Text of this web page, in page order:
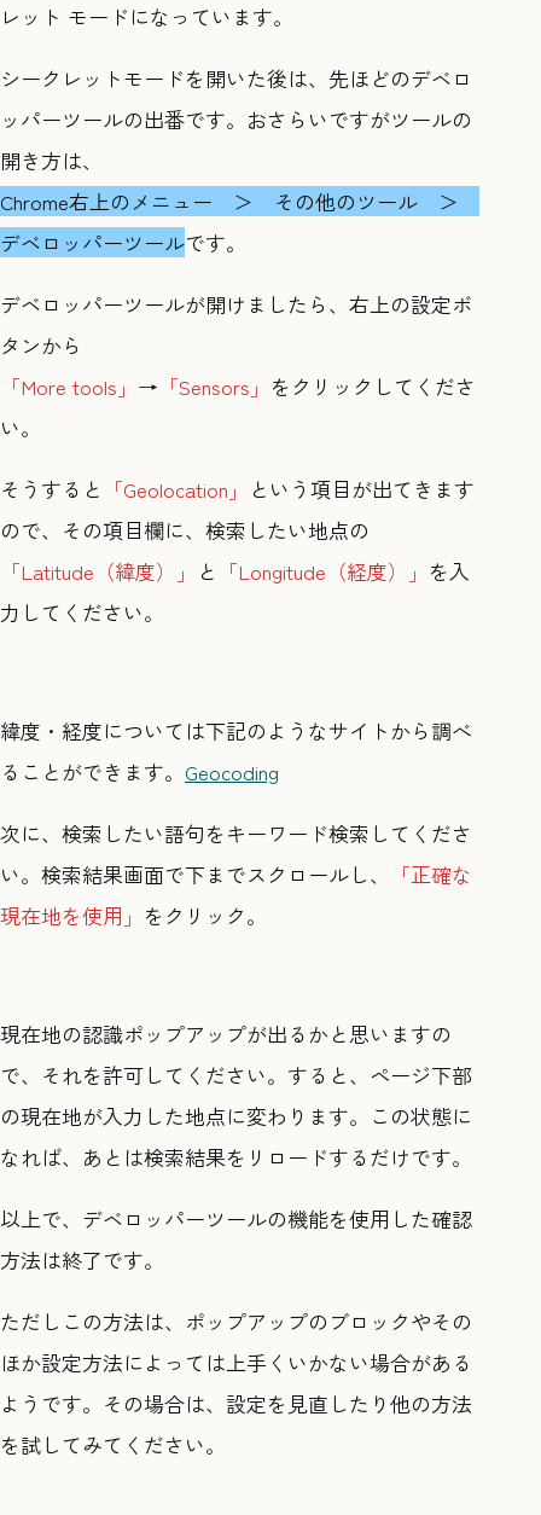
レット モードになっています。
シークレットモードを開いた後は、先ほどのデベロ
ッパーツールの出番です。おさらいですがツールの
開き方は、
Chrome右上のメニュー ＞ その他のツール ＞
デベロッパーツールです。
デベロッパーツールが開けましたら、右上の設定ボ
タンから
「More tools」 → 「Sensors」 をクリックしてくださ
い。
そうすると 「Geolocation」 という項目が出てきます
ので、その項目欄に、検索したい地点の
「Latitude（緯度）」 と 「Longitude（経度）」 を入
力してください。
緯度・経度については下記のようなサイトから調べ
ることができます。 Geocoding
次に、検索したい語句をキーワード検索してくださ
い。検索結果画面で下までスクロールし、
「正確な
現在地を使用」 をクリック。
現在地の認識ポップアップが出るかと思いますの
で、それを許可してください。すると、ページ下部
の現在地が入力した地点に変わります。この状態に
なれば、あとは検索結果をリロードするだけです。
以上で、デベロッパーツールの機能を使用した確認
方法は終了です。
ただしこの方法は、ポップアップのブロックやその
ほか設定方法によっては上手くいかない場合がある
ようです。その場合は、設定を見直したり他の方法
を試してみてください。